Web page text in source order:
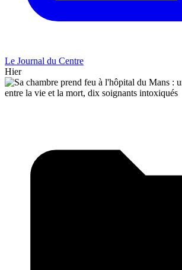
Le Journal du Centre
Hier